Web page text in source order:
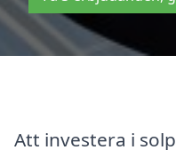
Att investera i